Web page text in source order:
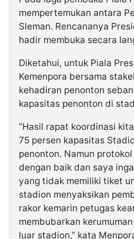
mempertemukan antara
Sleman. Rencananya
hadir membuka secara
Diketahui, untuk Piala
Kemenpora bersama
kehadiran penonton
kapasitas penonton di
“Hasil rapat koordinasi
75 persen kapasitas
penonton. Namun
dengan baik dan saya
yang tidak memiliki tiket
stadion menyaksikan
rakor kemarin petugas
membubarkan
luar stadion,” kata